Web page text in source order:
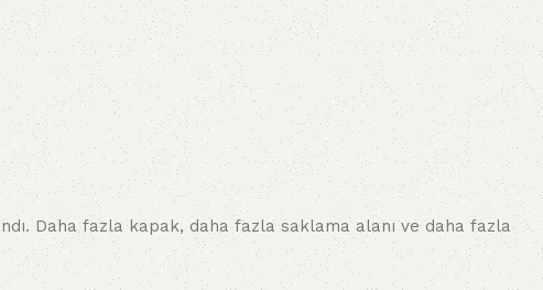
Daha fazla kapak, daha fazla saklama alanı ve daha fazla